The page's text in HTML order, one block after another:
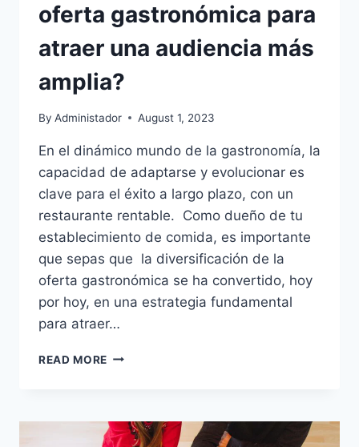
oferta gastronómica para
atraer una audiencia más
amplia?
By Administador August 1, 2023
En el dinámico mundo de la gastronomía, la
capacidad de adaptarse y evolucionar es
clave para el éxito a largo plazo, con un
restaurante rentable. Como dueño de tu
establecimiento de comida, es importante
que sepas que la diversificación de la
oferta gastronómica se ha convertido, hoy
por hoy, en una estrategia fundamental
para atraer…
READ MORE ¿CÓMO
GASTRONÓMICA
PARA